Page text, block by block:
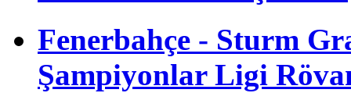
Fenerbahçe - Sturm
Şampiyonlar Ligi